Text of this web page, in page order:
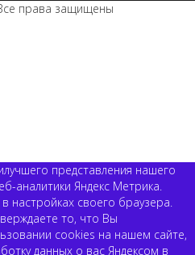
права защищены
представления нашего
аналитики Яндекс Метрика.
настройках своего браузера.
то, что Вы
cookies на нашем сайте,
данных о вас Яндексом в